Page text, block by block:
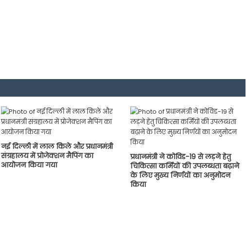
नई दिल्ली में लाल किले और प्रधानमंत्री
संग्रहालय में प्रोजेक्शन मैपिंग का
आयोजन किया गया
प्रधानमंत्री ने कोविड-19 से लड़ने हेतु
चिकित्सा कर्मियों की उपलब्धता बढ़ाने
के लिए मुख्य निर्णयों का अनुमोदन
किया